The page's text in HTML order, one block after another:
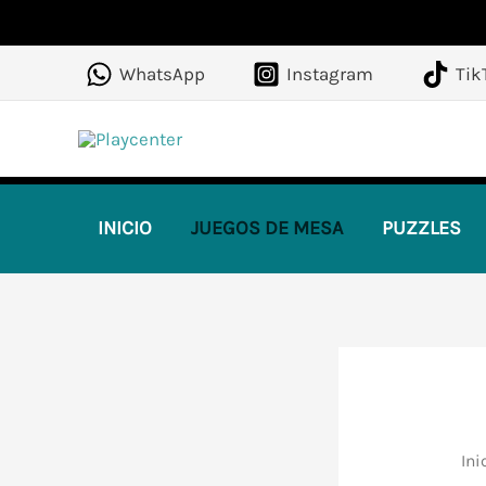
al
WhatsApp Instagram
INICIO JUEGOS DE MESA PUZZLES